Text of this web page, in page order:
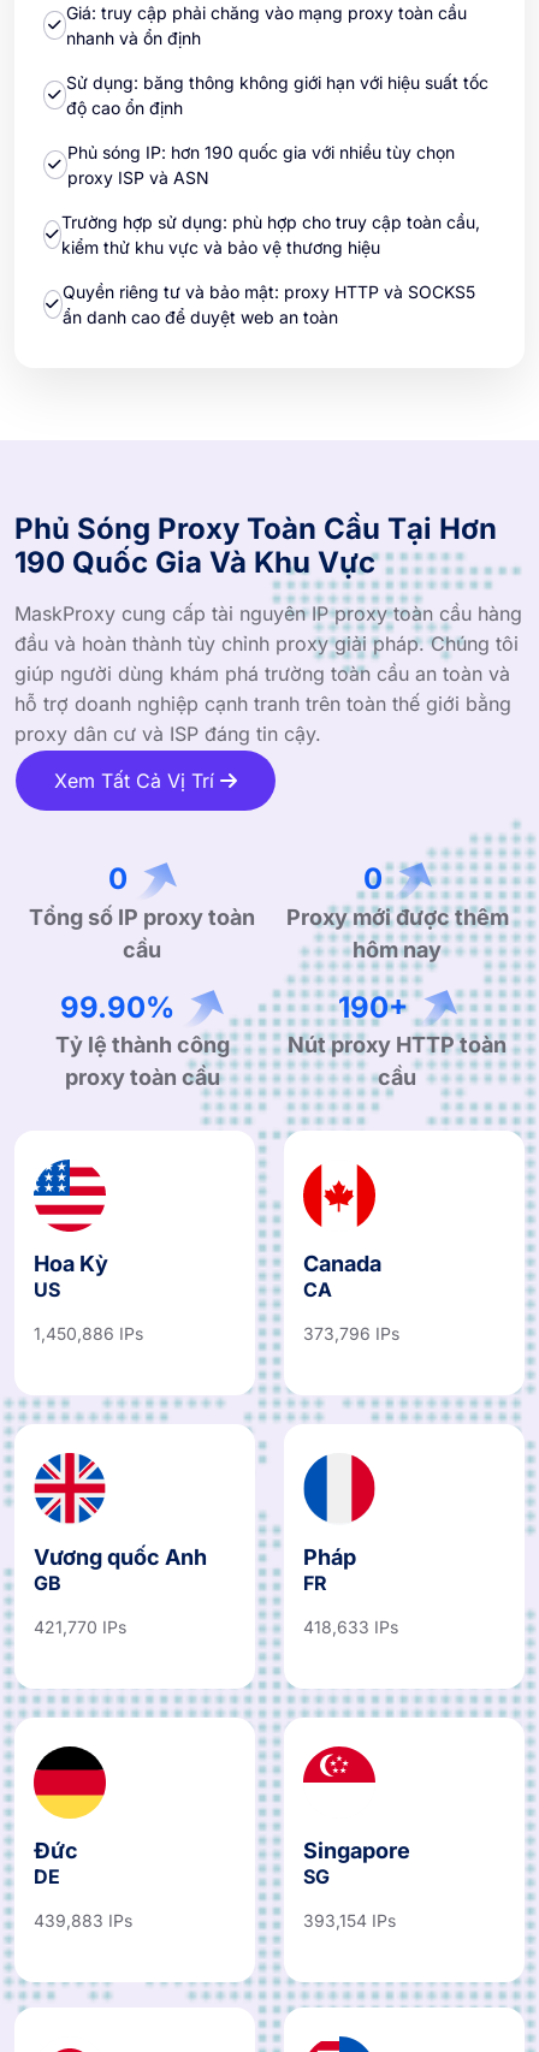
Giá: truy cập phải chăng vào mạng proxy toàn cầu
nhanh và ổn định
Sử dụng: băng thông không giới hạn với hiệu suất tốc
độ cao ổn định
Phủ sóng IP: hơn 190 quốc gia với nhiều tùy chọn
proxy ISP và ASN
Trường hợp sử dụng: phù hợp cho truy cập toàn cầu,
kiểm thử khu vực và bảo vệ thương hiệu
Quyền riêng tư và bảo mật: proxy HTTP và SOCKS5
ẩn danh cao để duyệt web an toàn
Phủ Sóng Proxy Toàn Cầu Tại Hơn
190 Quốc Gia Và Khu Vực
MaskProxy cung cấp tài nguyên IP proxy toàn cầu hàng
đầu và hoàn thành tùy chỉnh proxy giải pháp. Chúng tôi
giúp người dùng khám phá trường toàn cầu an toàn và
hỗ trợ doanh nghiệp cạnh tranh trên toàn thế giới bằng
proxy dân cư và ISP đáng tin cậy.
Xem Tất Cả Vị Trí
0
Tổng số IP proxy toàn
cầu
0
Proxy mới được thêm
hôm nay
99.90%
Tỷ lệ thành công
proxy toàn cầu
190+
Nút proxy HTTP toàn
cầu
Hoa Kỳ
US
1,450,886 IPs
Canada
CA
373,796 IPs
Vương quốc Anh
GB
421,770 IPs
Pháp
FR
418,633 IPs
Đức
DE
439,883 IPs
Singapore
SG
393,154 IPs